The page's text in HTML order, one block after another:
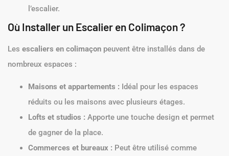
l’escalier.
Où Installer un Escalier en Colimaçon ?
Les escaliers en colimaçon peuvent être installés dans de
nombreux espaces :
Maisons et appartements : Idéal pour les espaces
réduits ou les maisons avec plusieurs étages.
Lofts et studios : Apporte une touche design et permet
de gagner de la place.
Commerces et bureaux : Peut être utilisé comme